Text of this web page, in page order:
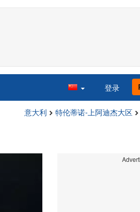
登录
意大利 特伦蒂诺-上阿迪杰大区